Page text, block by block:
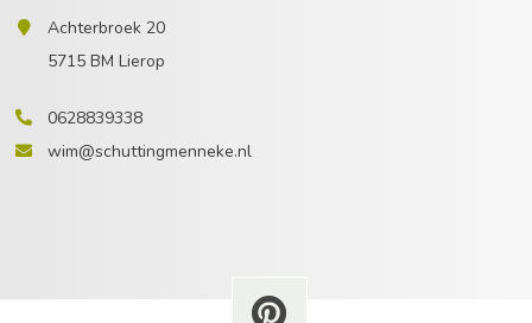
Achterbroek 20
5715 BM Lierop
0628839338
wim@schuttingmenneke.nl